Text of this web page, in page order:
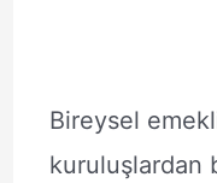
Bireysel
kuruluşlardan